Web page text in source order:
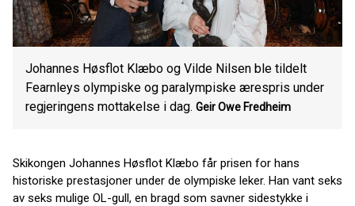
Johannes Høsflot Klæbo og Vilde Nilsen ble tildelt
Fearnleys olympiske og paralympiske ærespris under
regjeringens mottakelse i dag. Geir Owe Fredheim
Skikongen Johannes Høsflot Klæbo får prisen for hans
historiske prestasjoner under de olympiske leker. Han vant seks
av seks mulige OL-gull, en bragd som savner sidestykke i